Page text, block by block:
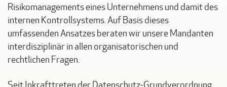
Risikomanagements eines Unternehmens und damit des
internen Kontrollsystems. Auf Basis dieses
umfassenden Ansatzes beraten wir unsere Mandanten
interdisziplinär in allen organisatorischen und
rechtlichen Fragen.